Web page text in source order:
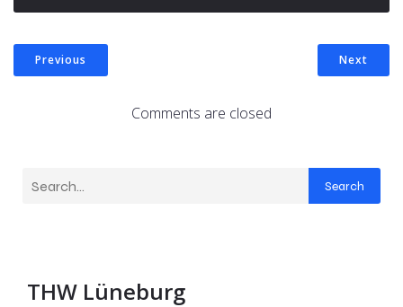
Previous Next
Comments are closed
Search
THW Lüneburg